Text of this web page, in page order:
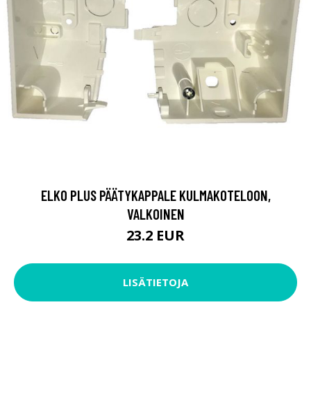
ELKO PLUS PÄÄTYKAPPALE KULMAKOTELOON,
VALKOINEN
23.2 EUR
LISÄTIETOJA